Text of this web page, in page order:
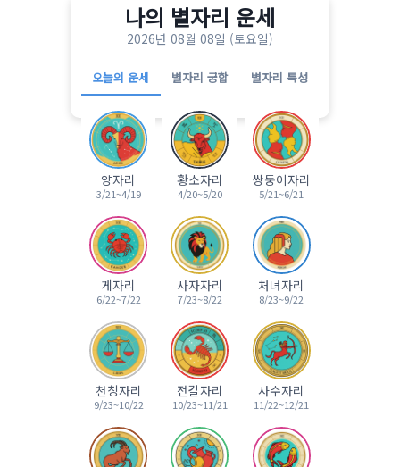
나의 별자리 운세
2026년 08월 08일 (토요일)
오늘의 운세 별자리 궁합 별자리 특성
양자리
3/21~4/19
황소자리
4/20~5/20
쌍둥이자리
5/21~6/21
게자리
6/22~7/22
사자자리
7/23~8/22
처녀자리
8/23~9/22
천칭자리
9/23~10/22
전갈자리
10/23~11/21
사수자리
11/22~12/21